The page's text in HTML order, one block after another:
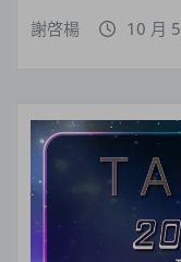
謝啓楊 10 月